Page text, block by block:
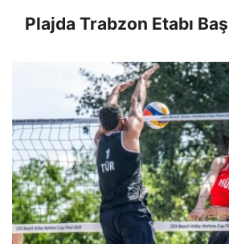
Plajda Trabzon Etabı